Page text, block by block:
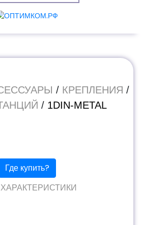
/ КРЕПЛЕНИЯ /
/ 1DIN-METAL
Где купить?
ХАРАКТЕРИСТИКИ